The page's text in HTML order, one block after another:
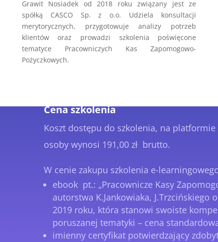
Grawit Nosiadek od 2018 roku związany jest ze
spółką CASCO Sp. z o.o. Udziela konsultacji
merytorycznych, przygotowuje analizy potrzeb
klientów oraz prowadzi szkolenia poświęcone
tematyce Pracowniczych Kas Zapomogowo-
Pożyczkowych.
Cena szkolenia
Koszt dostępu do szkolenia, na platformie
osoby wynosi 191,00 zł brutto.
W cenie zakupu szkolenia e-
ebook pt.: „Pracownicze Kasy
autorstwa K.Jankowiaka, J.Trzcińskiego
2019 roku, która stanowi swoiste
poruszanej tematyki – cena
imienny certyfikat potwierdzający